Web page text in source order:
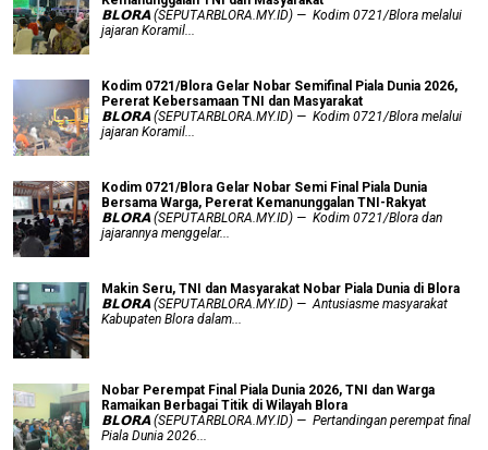
𝗕𝗟𝗢𝗥𝗔 (SEPUTARBLORA.MY.ID) — Kodim 0721/Blora melalui
jajaran Koramil...
Kodim 0721/Blora Gelar Nobar Semifinal Piala Dunia 2026,
Pererat Kebersamaan TNI dan Masyarakat
𝗕𝗟𝗢𝗥𝗔 (SEPUTARBLORA.MY.ID) — Kodim 0721/Blora melalui
jajaran Koramil...
Kodim 0721/Blora Gelar Nobar Semi Final Piala Dunia
Bersama Warga, Pererat Kemanunggalan TNI-Rakyat
𝗕𝗟𝗢𝗥𝗔 (SEPUTARBLORA.MY.ID) — Kodim 0721/Blora dan
jajarannya menggelar...
Makin Seru, TNI dan Masyarakat Nobar Piala Dunia di Blora
𝗕𝗟𝗢𝗥𝗔 (SEPUTARBLORA.MY.ID) — Antusiasme masyarakat
Kabupaten Blora dalam...
Nobar Perempat Final Piala Dunia 2026, TNI dan Warga
Ramaikan Berbagai Titik di Wilayah Blora
𝗕𝗟𝗢𝗥𝗔 (SEPUTARBLORA.MY.ID) — Pertandingan perempat final
Piala Dunia 2026...